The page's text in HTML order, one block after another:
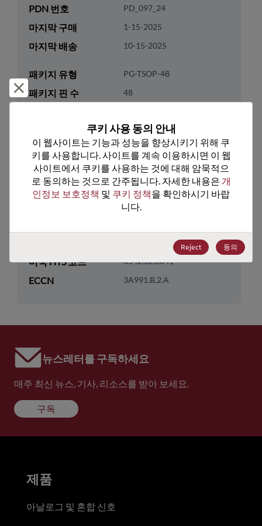
PDN 번호 PD_097_24
마지막 구매 1-15-2025
마지막 배송 10-15-2025
패키지 유형 PG-TSOP-48
패키지 핀 수 48
Yes
패키지 유형 Tray
패키지 수량 192
기술 카테고리 Memory & Storage
DRAM & SRAM
기술 그룹 Non-Volatile SRAMs
미국 HTS 코드 8542.32.0041
ECCN 3A991.B.2.A
뉴스레터를 구독하세요
매주 최신 뉴스, 기사, 리소스를 받아 보세요.
구독
거부 및 닫기
쿠키 사용 동의 안내
이 웹사이트는 기능과 성능을 향상시키기 위해 쿠
키를 사용합니다. 사이트를 계속 이용하시면 이 웹
사이트에서 쿠키를 사용하는 것에 대해 암묵적으
로 동의하는 것으로 간주됩니다. 자세한 내용은 개
인정보 보호정책 및 쿠키 정책을 확인하시기 바랍
니다.
Reject 동의
제품
아날로그 및 혼합 신호